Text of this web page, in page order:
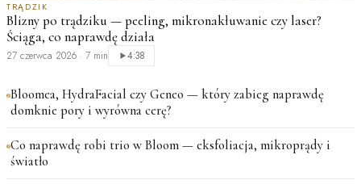
TRĄDZIK
Blizny po trądziku — peeling, mikronakłuwanie czy laser?
Ściąga, co naprawdę działa
27 czerwca 2026 · 7 min 4:38
Bloomea, HydraFacial czy Geneo — który zabieg naprawdę
domknie pory i wyrówna cerę?
Co naprawdę robi trio w Bloom — eksfoliacja, mikroprądy i
światło